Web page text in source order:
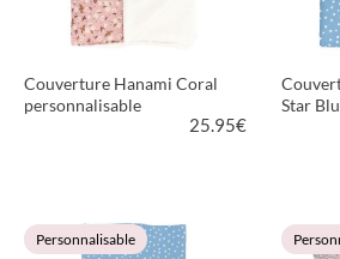
Couverture Hanami Coral
personnalisable
25.95€
VOIR LE PRODUIT
Star
Personnalisable